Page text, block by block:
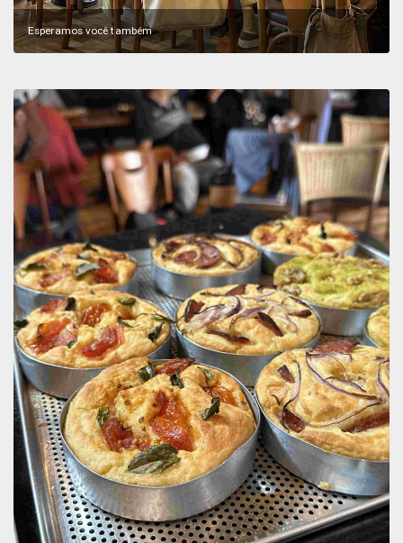
Esperamos você também